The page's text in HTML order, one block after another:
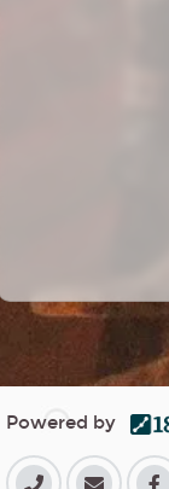
Powered by